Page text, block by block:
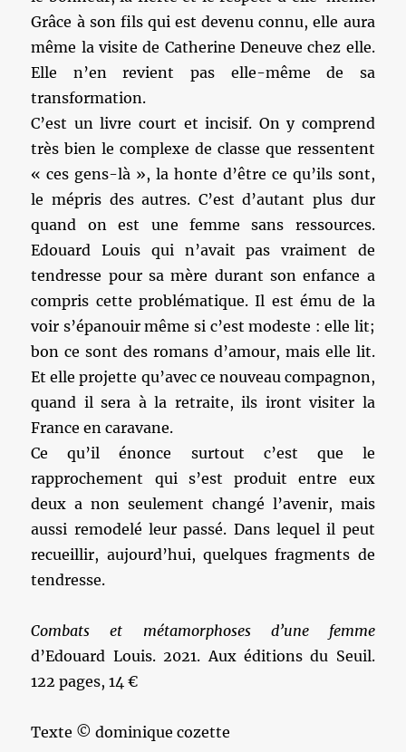
Grâce à son fils qui est devenu connu, elle aura
même la visite de Catherine Deneuve chez elle.
Elle n’en revient pas elle-même de sa
transformation.
C’est un livre court et incisif. On y comprend
très bien le complexe de classe que ressentent
« ces gens-là », la honte d’être ce qu’ils sont,
le mépris des autres. C’est d’autant plus dur
quand on est une femme sans ressources.
Edouard Louis qui n’avait pas vraiment de
tendresse pour sa mère durant son enfance a
compris cette problématique. Il est ému de la
voir s’épanouir même si c’est modeste : elle lit;
bon ce sont des romans d’amour, mais elle lit.
Et elle projette qu’avec ce nouveau compagnon,
quand il sera à la retraite, ils iront visiter la
France en caravane.
Ce qu’il énonce surtout c’est que le
rapprochement qui s’est produit entre eux
deux a non seulement changé l’avenir, mais
aussi remodelé leur passé. Dans lequel il peut
recueillir, aujourd’hui, quelques fragments de
tendresse.
Combats et métamorphoses d’une femme
d’Edouard Louis. 2021. Aux éditions du Seuil.
122 pages, 14 €
Texte © dominique cozette